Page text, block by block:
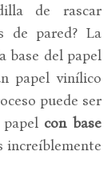
de rascar
de pared? La
base del papel
papel vinílico
puede ser
con base
increíblemente